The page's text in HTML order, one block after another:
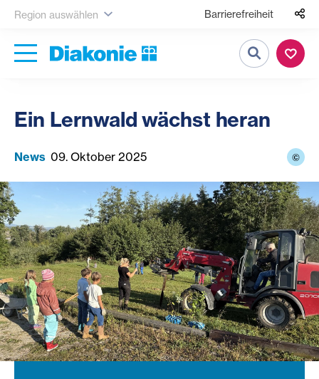
Region auswählen Barrierefreiheit
Suche
Ein Lernwald wächst heran
News 09. Oktober 2025 ©